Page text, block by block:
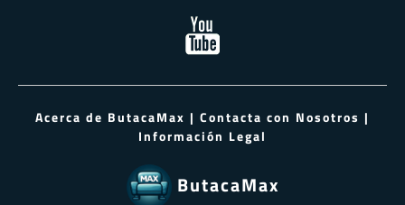
Acerca de ButacaMax | Contacta con Nosotros |
Información Legal
ButacaMax